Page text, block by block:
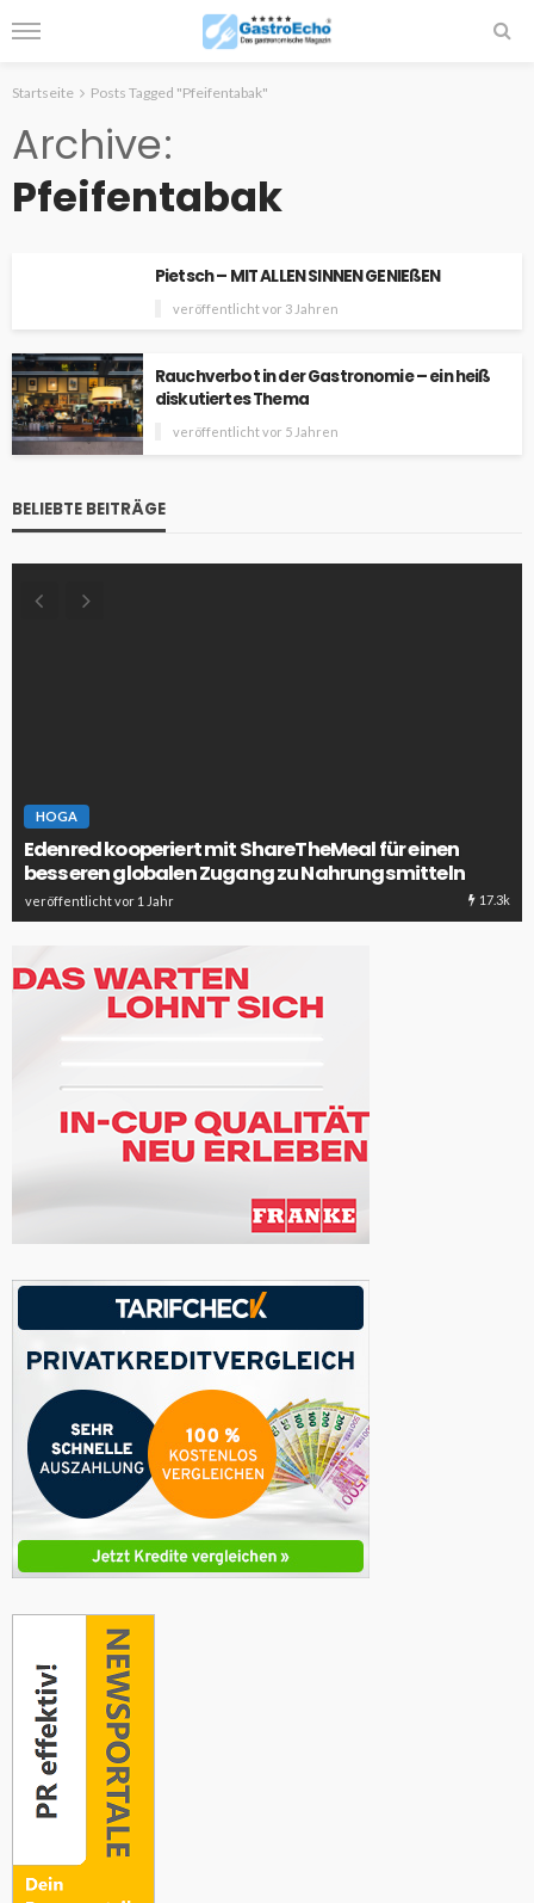
Startseite Posts Tagged "Pfeifentabak"
Archive
Pfeifentabak
Pietsch – MIT ALLEN SINNEN GENIEßEN
veröffentlicht vor 3 Jahren
Rauchverbot in der Gastronomie – ein heiß
diskutiertes Thema
veröffentlicht vor 5 Jahren
BELIEBTE BEITRÄGE
HOGA
Edenred kooperiert mit ShareTheMeal für einen
besseren globalen Zugang zu Nahrungsmitteln
veröffentlicht vor 1 Jahr 17.3k